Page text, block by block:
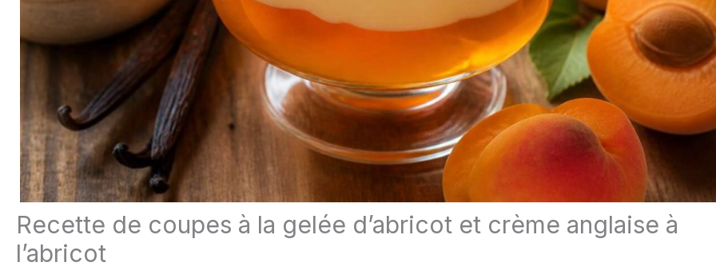
Recette de coupes à la gelée d’abricot et crème anglaise à
l’abricot